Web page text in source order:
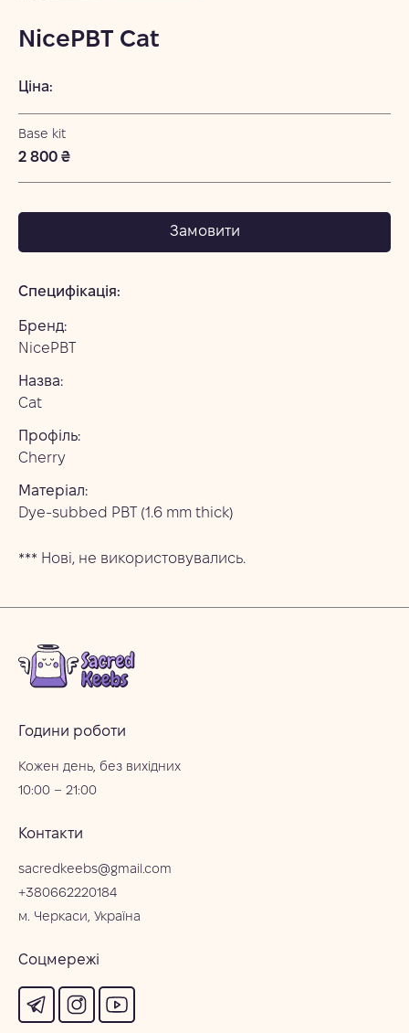
NicePBT Cat
Ціна:
Base kit
2 800 ₴
Замовити
Специфікація:
Бренд:
NicePBT
Назва:
Cat
Профіль:
Cherry
Матеріал:
Dye-subbed PBT (1.6 mm thick)
*** Нові, не використовувались.
Години роботи
Кожен день, без вихідних
10:00 – 21:00
Контакти
sacredkeebs@gmail.com
+380662220184
м. Черкаси, Україна
Соцмережі